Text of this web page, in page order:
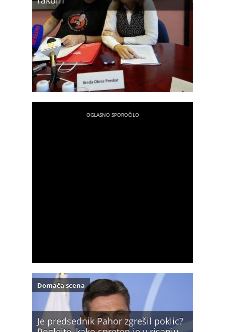
Je predsednik Pahor zgrešil poklic?
Domača scena